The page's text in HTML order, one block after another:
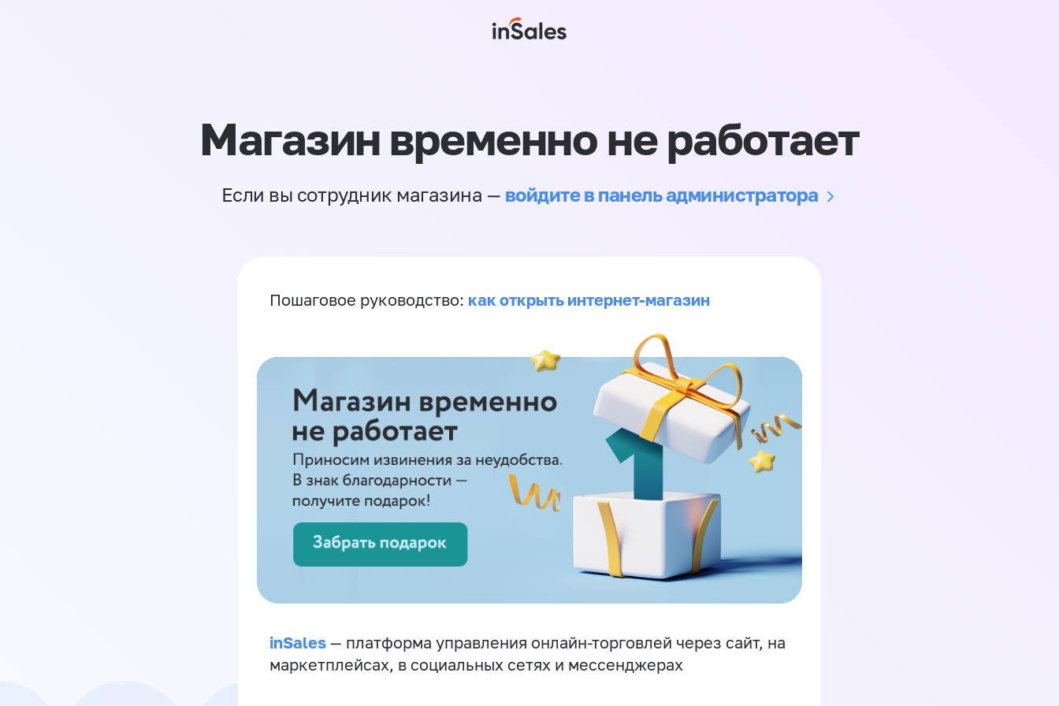
Магазин временно не работает
Если вы сотрудник магазина — войдите в панель администратора
Пошаговое руководство: как открыть интернет-магазин
inSales — платформа управления онлайн-торговлей через сайт, на
маркетплейсах, в социальных сетях и мессенджерах